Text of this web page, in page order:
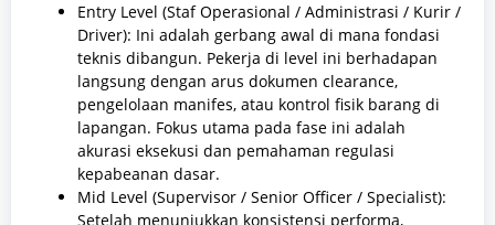
Entry Level (Staf Operasional / Administrasi / Kurir /
Driver): Ini adalah gerbang awal di mana fondasi
teknis dibangun. Pekerja di level ini berhadapan
langsung dengan arus dokumen clearance,
pengelolaan manifes, atau kontrol fisik barang di
lapangan. Fokus utama pada fase ini adalah
akurasi eksekusi dan pemahaman regulasi
kepabeanan dasar.
Mid Level (Supervisor / Senior Officer / Specialist):
Setelah menunjukkan konsistensi performa,